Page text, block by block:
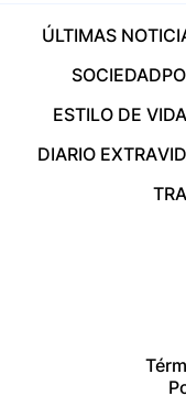
ÚLTIMAS
SOCIEDAD
ESTILO DE VIDA
DIARIO EXTRA